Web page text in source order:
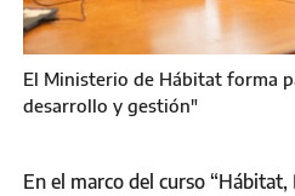
El Ministerio de Hábitat forma
desarrollo y gestión"
En el marco del curso